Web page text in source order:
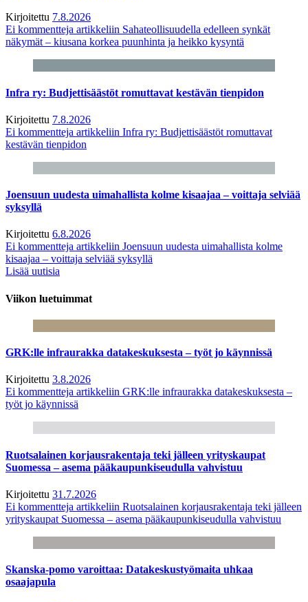
Kirjoitettu 7.8.2026
Ei kommentteja artikkeliin Sahateollisuudella edelleen synkät
näkymät – kiusana korkea puunhinta ja heikko kysyntä
Infra ry: Budjettisäästöt romuttavat kestävän tienpidon
Kirjoitettu 7.8.2026
Ei kommentteja artikkeliin Infra ry: Budjettisäästöt romuttavat
kestävän tienpidon
Joensuun uudesta uimahallista kolme kisaajaa – voittaja selviää
syksyllä
Kirjoitettu 6.8.2026
Ei kommentteja artikkeliin Joensuun uudesta uimahallista kolme
kisaajaa – voittaja selviää syksyllä
Lisää uutisia
Viikon luetuimmat
GRK:lle infraurakka datakeskuksesta – työt jo käynnissä
Kirjoitettu 3.8.2026
Ei kommentteja artikkeliin GRK:lle infraurakka datakeskuksesta –
työt jo käynnissä
Ruotsalainen korjausrakentaja teki jälleen yrityskaupat
Suomessa – asema pääkaupunkiseudulla vahvistuu
Kirjoitettu 31.7.2026
Ei kommentteja artikkeliin Ruotsalainen korjausrakentaja teki jälleen
yrityskaupat Suomessa – asema pääkaupunkiseudulla vahvistuu
Skanska-pomo varoittaa: Datakeskustyömaita uhkaa
osaajapula